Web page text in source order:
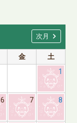
金
土
1
6 7 8
次月 chevron_right